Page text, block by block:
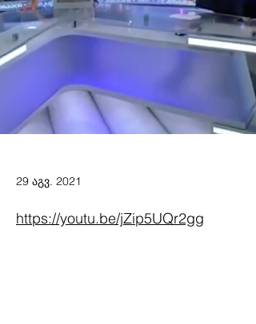
29 აგვ. 2021
https://youtu.be/jZip5UQr2gg